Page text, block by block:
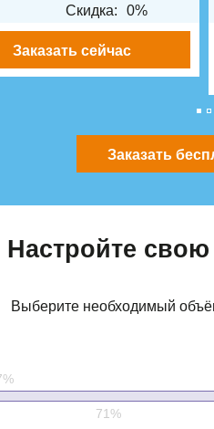
Скидка:
0%
Заказать сейчас
Заказать
Настройте
Выберите необходимый
71%